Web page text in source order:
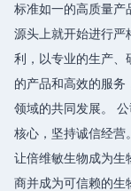
标准如一的高质量产
源头上就开始进行严
利，以专业的生产、
的产品和高效的服
领域的共同发展。
核心，坚持诚信经营
让倍维敏生物成为生
商并成为可信赖的生